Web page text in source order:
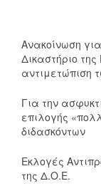
Ανακοίνωση
Δικαστήριο
αντιμετώπιση
Για την
επιλογής
διδασκόντων
Εκλογές
της Δ.Ο.Ε.